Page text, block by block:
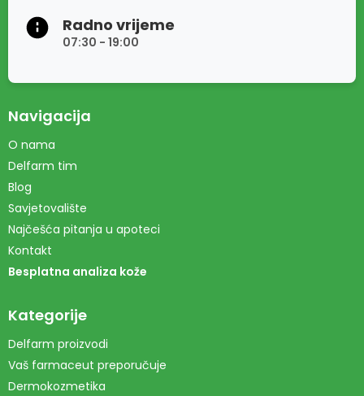
Radno vrijeme
07:30 - 19:00
Navigacija
O nama
Delfarm tim
Blog
Savjetovalište
Najčešća pitanja u apoteci
Kontakt
Besplatna analiza kože
Kategorije
Delfarm proizvodi
Vaš farmaceut preporučuje
Dermokozmetika